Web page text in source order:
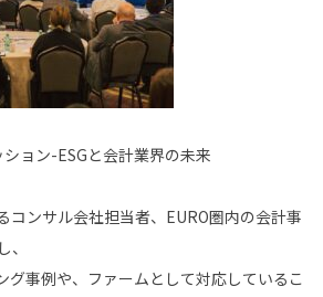
ション-ESGと会計業界の未来
コンサル会社担当者、EURO圏内の会計事
グ事例や、ファームとして対応しているこ